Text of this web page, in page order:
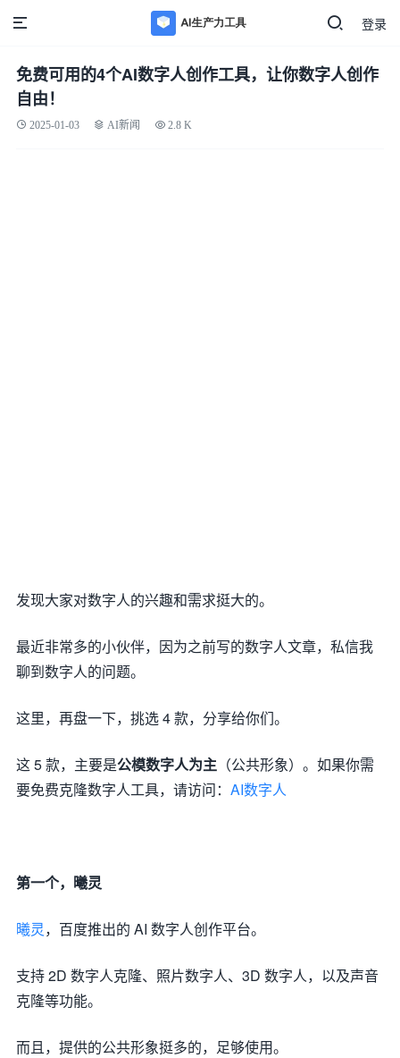
登录
免费可用的4个AI数字人创作工具，让你数字人创作
自由！
2025-01-03 AI新闻 2.8 K
发现大家对数字人的兴趣和需求挺大的。
最近非常多的小伙伴，因为之前写的数字人文章，私信我
聊到数字人的问题。
这里，再盘一下，挑选 4 款，分享给你们。
这 5 款，主要是公模数字人为主 （公共形象）。如果你需
要免费克隆数字人工具，请访问： AI数字人
第一个，曦灵
曦灵，百度推出的 AI 数字人创作平台。
支持 2D 数字人克隆、照片数字人、3D 数字人，以及声音
克隆等功能。
而且，提供的公共形象挺多的，足够使用。